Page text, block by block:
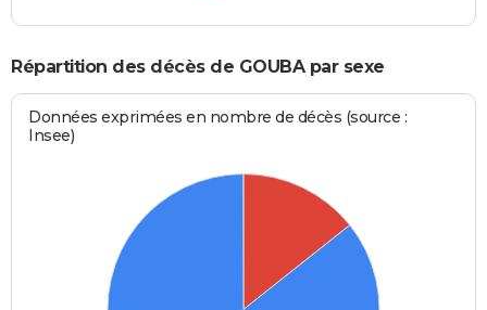
Répartition des décès de GOUBA par sexe
Données exprimées en nombre de décès (source :
Insee)